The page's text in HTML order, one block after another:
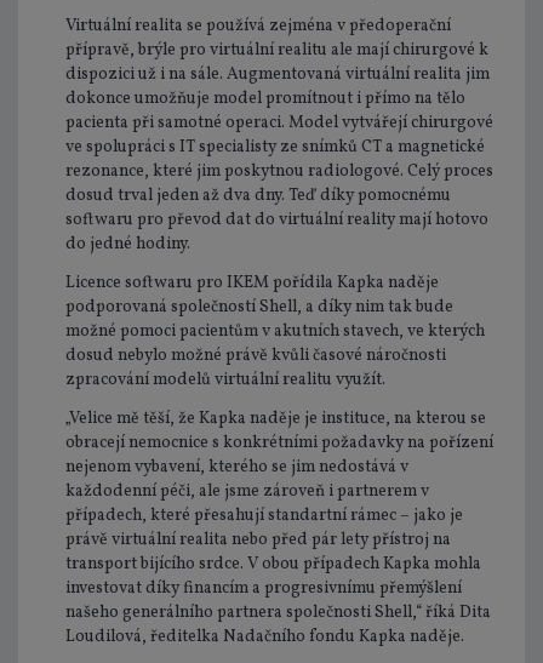
Virtuální realita se používá zejména v předoperační
přípravě, brýle pro virtuální realitu ale mají chirurgové k
dispozici už i na sále. Augmentovaná virtuální realita jim
dokonce umožňuje model promítnout i přímo na tělo
pacienta při samotné operaci. Model vytvářejí chirurgové
ve spolupráci s IT specialisty ze snímků CT a magnetické
rezonance, které jim poskytnou radiologové. Celý proces
dosud trval jeden až dva dny. Teď díky pomocnému
softwaru pro převod dat do virtuální reality mají hotovo
do jedné hodiny.
Licence softwaru pro IKEM pořídila Kapka naděje
podporovaná společností Shell, a díky nim tak bude
možné pomoci pacientům v akutních stavech, ve kterých
dosud nebylo možné právě kvůli časové náročnosti
zpracování modelů virtuální realitu využít.
„Velice mě těší, že Kapka naděje je instituce, na kterou se
obracejí nemocnice s konkrétními požadavky na pořízení
nejenom vybavení, kterého se jim nedostává v
každodenní péči, ale jsme zároveň i partnerem v
případech, které přesahují standartní rámec – jako je
právě virtuální realita nebo před pár lety přístroj na
transport bijícího srdce. V obou případech Kapka mohla
investovat díky financím a progresivnímu přemýšlení
našeho generálního partnera společnosti Shell,“ říká Dita
Loudilová, ředitelka Nadačního fondu Kapka naděje.